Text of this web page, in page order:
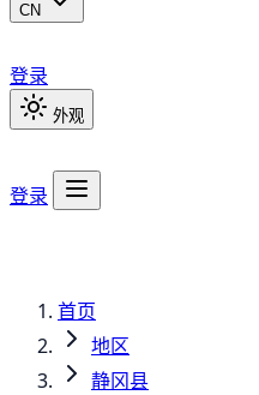
CN
登录
外观
登录
首页
地区
静冈县